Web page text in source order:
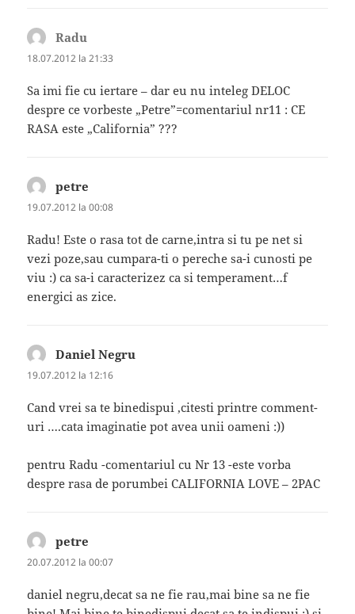
Radu
18.07.2012 la 21:33
Sa imi fie cu iertare – dar eu nu inteleg DELOC
despre ce vorbeste „Petre”=comentariul nr11 : CE
RASA este „California” ???
petre
19.07.2012 la 00:08
Radu! Este o rasa tot de carne,intra si tu pe net si
vezi poze,sau cumpara-ti o pereche sa-i cunosti pe
viu :) ca sa-i caracterizez ca si temperament…f
energici as zice.
Daniel Negru
19.07.2012 la 12:16
Cand vrei sa te binedispui ,citesti printre comment-
uri ….cata imaginatie pot avea unii oameni :))
pentru Radu -comentariul cu Nr 13 -este vorba
despre rasa de porumbei CALIFORNIA LOVE – 2PAC
petre
20.07.2012 la 00:07
daniel negru,decat sa ne fie rau,mai bine sa ne fie